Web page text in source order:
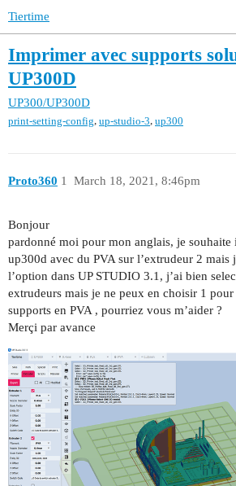
Tiertime
Imprimer avec supports
UP300D
UP300/UP300D
print-setting-config, up-studio-3, up300
Proto360 March 18, 2021, 8:46pm
1
Bonjour
pardonné moi pour mon anglais, je souhaite
up300d avec du PVA sur l’extrudeur 2 mais
l’option dans UP STUDIO 3.1, j’ai bien
extrudeurs mais je ne peux en choisir 1
supports en PVA , pourriez vous m’aider ?
Merçi par avance